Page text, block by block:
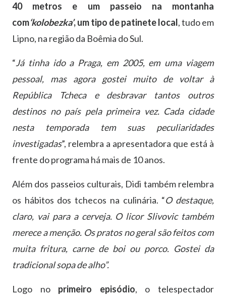
40 metros e um passeio na montanha
com‘kolobezka’, um tipo de patinete local, tudo em
Lipno, na região da Boêmia do Sul.
“Já tinha ido a Praga, em 2005, em uma viagem
pessoal, mas agora gostei muito de voltar à
República Tcheca e desbravar tantos outros
destinos no país pela primeira vez. Cada cidade
nesta temporada tem suas peculiaridades
investigadas”, relembra a apresentadora que está à
frente do programa há mais de 10 anos.
Além dos passeios culturais, Didi também relembra
os hábitos dos tchecos na culinária. “O destaque,
claro, vai para a cerveja. O licor Slivovic também
merece a menção. Os pratos no geral são feitos com
muita fritura, carne de boi ou porco. Gostei da
tradicional sopa de alho”.
Logo no primeiro episódio, o telespectador